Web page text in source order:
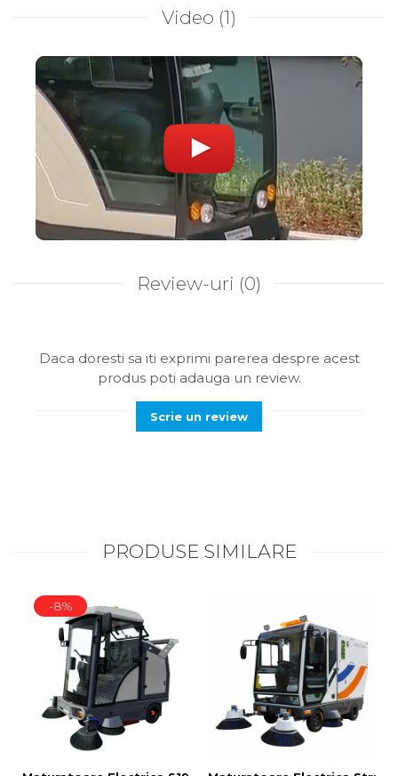
Video (1)
Review-uri (0)
Daca doresti sa iti exprimi parerea despre acest
produs poti adauga un review.
Scrie un review
PRODUSE SIMILARE
-8%